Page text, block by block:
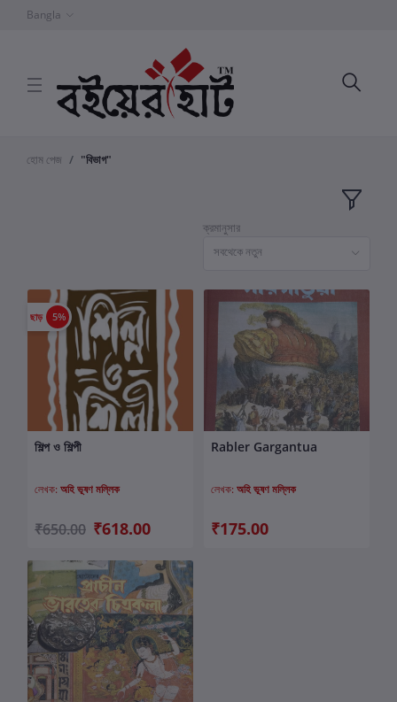
Bangla
হোম পেজ "বিভাগ"
ক্রমানুসার
সবথেকে নতুন
ছাড় 5%
শিল্প ও শিল্পী
লেখক: অহি ভূষণ মল্লিক
₹650.00 ₹618.00
কার্টে যোগ করুন
Rabler Gargantua
লেখক: অহি ভূষণ মল্লিক
₹175.00